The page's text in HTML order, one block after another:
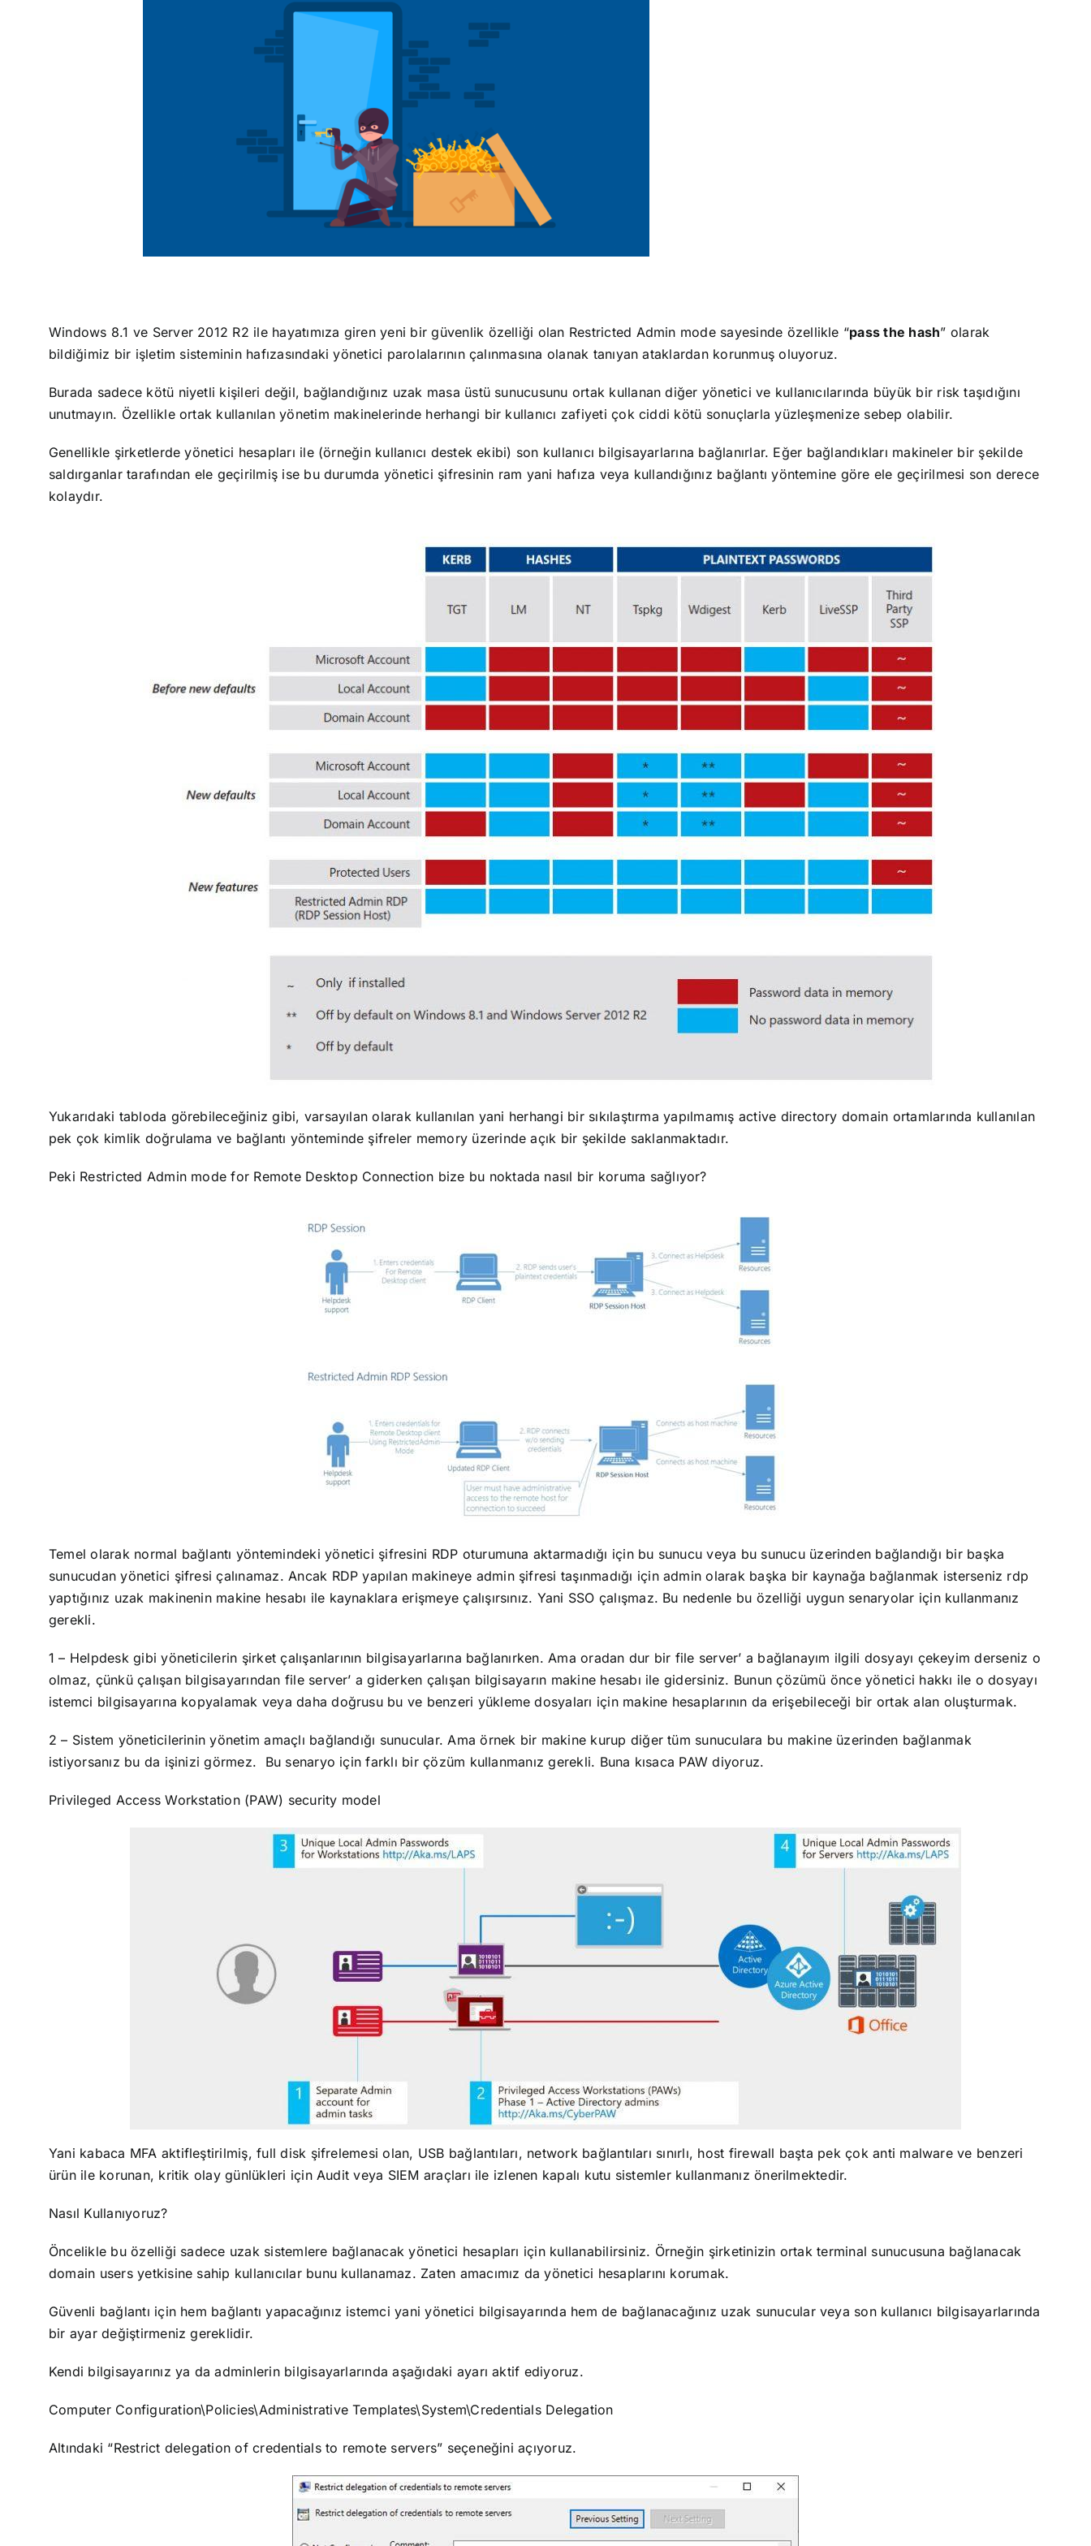
Windows 8.1 ve Server 2012 R2 ile hayatımıza giren yeni bir güvenlik özelliği olan Restricted Admin mode sayesinde özellikle “pass the hash” olarak
bildiğimiz bir işletim sisteminin hafızasındaki yönetici parolalarının çalınmasına olanak tanıyan ataklardan korunmuş oluyoruz.
Burada sadece kötü niyetli kişileri değil, bağlandığınız uzak masa üstü sunucusunu ortak kullanan diğer yönetici ve kullanıcılarında büyük bir risk taşıdığını
unutmayın. Özellikle ortak kullanılan yönetim makinelerinde herhangi bir kullanıcı zafiyeti çok ciddi kötü sonuçlarla yüzleşmenize sebep olabilir.
Genellikle şirketlerde yönetici hesapları ile (örneğin kullanıcı destek ekibi) son kullanıcı bilgisayarlarına bağlanırlar. Eğer bağlandıkları makineler bir şekilde
saldırganlar tarafından ele geçirilmiş ise bu durumda yönetici şifresinin ram yani hafıza veya kullandığınız bağlantı yöntemine göre ele geçirilmesi son derece
kolaydır.
Yukarıdaki tabloda görebileceğiniz gibi, varsayılan olarak kullanılan yani herhangi bir sıkılaştırma yapılmamış active directory domain ortamlarında kullanılan
pek çok kimlik doğrulama ve bağlantı yönteminde şifreler memory üzerinde açık bir şekilde saklanmaktadır.
Peki Restricted Admin mode for Remote Desktop Connection bize bu noktada nasıl bir koruma sağlıyor?
Temel olarak normal bağlantı yöntemindeki yönetici şifresini RDP oturumuna aktarmadığı için bu sunucu veya bu sunucu üzerinden bağlandığı bir başka
sunucudan yönetici şifresi çalınamaz. Ancak RDP yapılan makineye admin şifresi taşınmadığı için admin olarak başka bir kaynağa bağlanmak isterseniz rdp
yaptığınız uzak makinenin makine hesabı ile kaynaklara erişmeye çalışırsınız. Yani SSO çalışmaz. Bu nedenle bu özelliği uygun senaryolar için kullanmanız
gerekli.
1 – Helpdesk gibi yöneticilerin şirket çalışanlarının bilgisayarlarına bağlanırken. Ama oradan dur bir file server’ a bağlanayım ilgili dosyayı çekeyim derseniz o
olmaz, çünkü çalışan bilgisayarından file server’ a giderken çalışan bilgisayarın makine hesabı ile gidersiniz. Bunun çözümü önce yönetici hakkı ile o dosyayı
istemci bilgisayarına kopyalamak veya daha doğrusu bu ve benzeri yükleme dosyaları için makine hesaplarının da erişebileceği bir ortak alan oluşturmak.
2 – Sistem yöneticilerinin yönetim amaçlı bağlandığı sunucular. Ama örnek bir makine kurup diğer tüm sunuculara bu makine üzerinden bağlanmak
istiyorsanız bu da işinizi görmez. Bu senaryo için farklı bir çözüm kullanmanız gerekli. Buna kısaca PAW diyoruz.
Privileged Access Workstation (PAW) security model
Yani kabaca MFA aktifleştirilmiş, full disk şifrelemesi olan, USB bağlantıları, network bağlantıları sınırlı, host firewall başta pek çok anti malware ve benzeri
ürün ile korunan, kritik olay günlükleri için Audit veya SIEM araçları ile izlenen kapalı kutu sistemler kullanmanız önerilmektedir.
Nasıl Kullanıyoruz?
Öncelikle bu özelliği sadece uzak sistemlere bağlanacak yönetici hesapları için kullanabilirsiniz. Örneğin şirketinizin ortak terminal sunucusuna bağlanacak
domain users yetkisine sahip kullanıcılar bunu kullanamaz. Zaten amacımız da yönetici hesaplarını korumak.
Güvenli bağlantı için hem bağlantı yapacağınız istemci yani yönetici bilgisayarında hem de bağlanacağınız uzak sunucular veya son kullanıcı bilgisayarlarında
bir ayar değiştirmeniz gereklidir.
Kendi bilgisayarınız ya da adminlerin bilgisayarlarında aşağıdaki ayarı aktif ediyoruz.
Computer Configuration\Policies\Administrative Templates\System\Credentials Delegation
Altındaki “Restrict delegation of credentials to remote servers” seçeneğini açıyoruz.